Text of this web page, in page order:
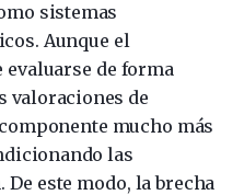
sistemas
Aunque el
evaluarse de forma
valoraciones de
mucho más
las
este modo, la brecha